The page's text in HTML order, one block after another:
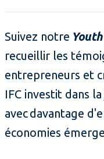
Suivez notre
recueillir les
entrepreneurs et
IFC investit dans
avec davantage
économies